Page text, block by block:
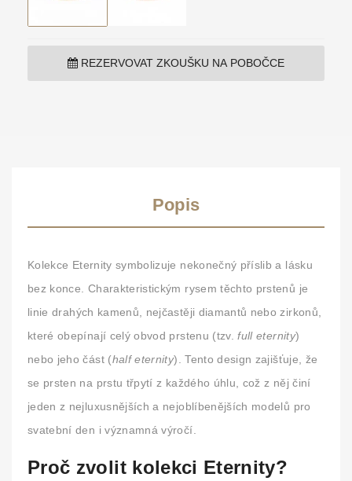
REZERVOVAT ZKOUŠKU NA POBOČCE
Popis
Kolekce Eternity symbolizuje nekonečný příslib a lásku
bez konce. Charakteristickým rysem těchto prstenů je
linie drahých kamenů, nejčastěji diamantů nebo zirkonů,
které obepínají celý obvod prstenu (tzv.full eternity)
nebo jeho část (half eternity). Tento design zajišťuje, že
se prsten na prstu třpytí z každého úhlu, což z něj činí
jeden z nejluxusnějších a nejoblíbenějších modelů pro
svatební den i významná výročí.
Proč zvolit kolekci Eternity?